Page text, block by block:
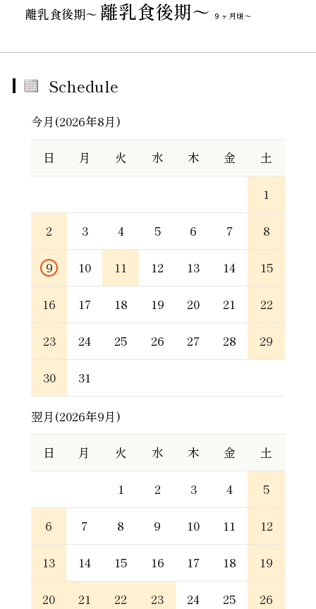
離乳食後期〜 離乳食後期～ ９ヶ月頃～
Schedule
今月(2026年8月)
日 月 火 水 木 金 土
1
2 3 4 5 6 7 8
9 10 11 12 13 14 15
16 17 18 19 20 21 22
23 24 25 26 27 28 29
30 31
翌月(2026年9月)
日 月 火 水 木 金 土
1 2 3 4 5
6 7 8 9 10 11 12
13 14 15 16 17 18 19
20 21 22 23 24 25 26